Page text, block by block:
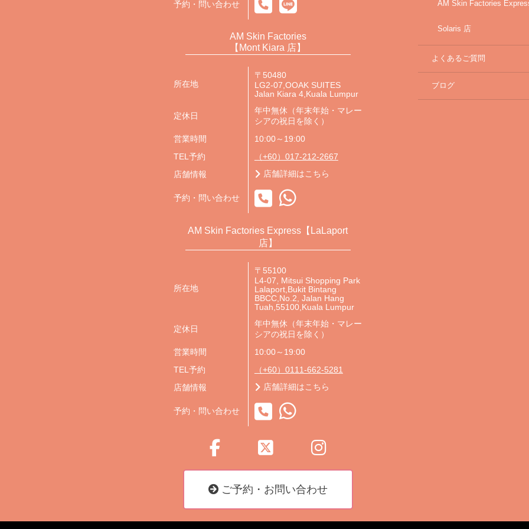
予約・問い合わせ
AM Skin Factories
【Mont Kiara 店】
所在地
〒50480
LG2-07,OOAK SUITES
Jalan Kiara 4,Kuala Lumpur
定休日
年中無休（年末年始・マレー
シアの祝日を除く）
営業時間
10:00～19:00
TEL予約
（+60）017-212-2667
店舗情報
店舗詳細はこちら
予約・問い合わせ
AM Skin Factories Express【LaLaport
店】
所在地
〒55100
L4-07, Mitsui Shopping Park
Lalaport,Bukit Bintang
BBCC,No.2, Jalan Hang
Tuah,55100,Kuala Lumpur
定休日
年中無休（年末年始・マレー
シアの祝日を除く）
営業時間
10:00～19:00
TEL予約
（+60）0111-662-5281
店舗情報
店舗詳細はこちら
予約・問い合わせ
ご予約・お問い合わせ
AM Skin Factories
Solaris 店
よくあるご質問
ブログ